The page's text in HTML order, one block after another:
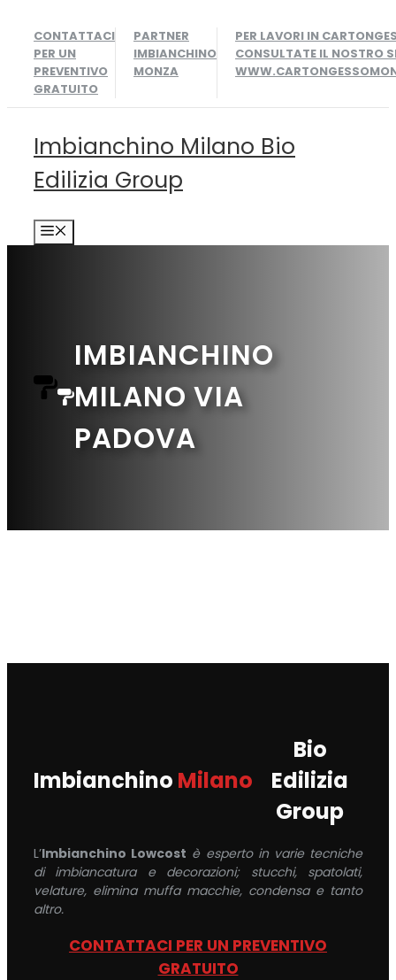
contenuto
CONTATTACI
PER UN
PREVENTIVO
GRATUITO
PARTNER
IMBIANCHINO
MONZA
PER LAVORI IN
CONSULTATE IL NOSTRO
Imbianchino Milano Bio
Edilizia Group
IMBIANCHINO
MILANO VIA
PADOVA
Imbianchino Milano
Bio
Edilizia
Group
L’Imbianchino Lowcost è esperto in varie tecniche
di imbiancatura e decorazioni; stucchi, spatolati,
velature, elimina muffa macchie, condensa e tanto
altro.
CONTATTACI PER UN PREVENTIVO
GRATUITO